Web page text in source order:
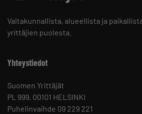
Valtakunnallista, alueellista ja
yrittäjien puolesta.
Yhteystiedot
Suomen Yrittäjät
PL 999, 00101 HELSINKI
Puhelinvaihde 09 229 221